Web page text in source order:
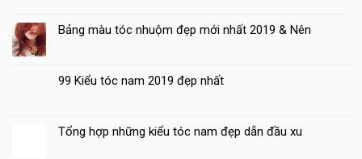
Bảng màu tóc nhuộm đẹp mới nhất 2019 & Nên
99 Kiểu tóc nam 2019 đẹp nhất
Tổng hợp những kiểu tóc nam đẹp dẫn đầu xu